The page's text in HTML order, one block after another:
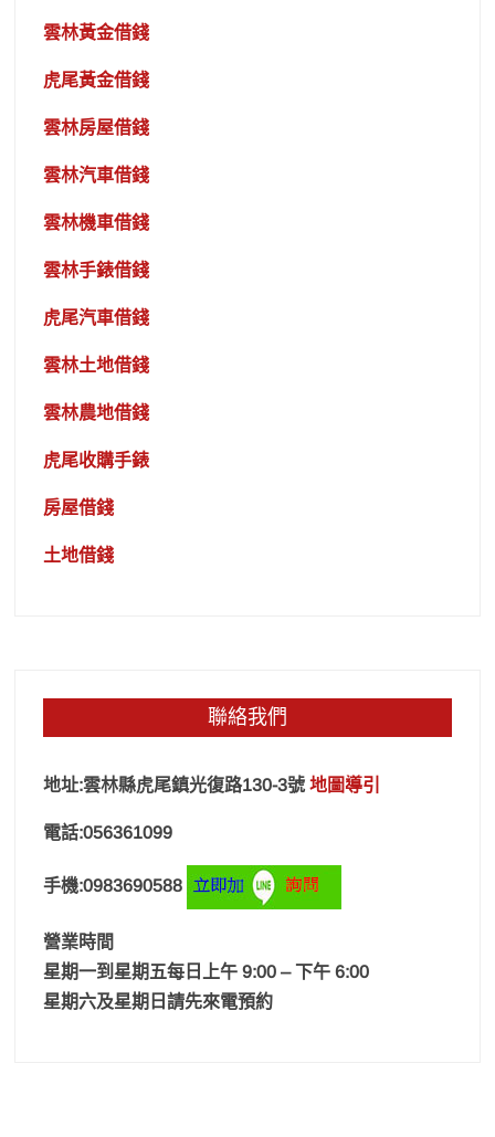
雲林黃金借錢
虎尾黃金借錢
雲林房屋借錢
雲林汽車借錢
雲林機車借錢
雲林手錶借錢
虎尾汽車借錢
雲林土地借錢
雲林農地借錢
虎尾收購手錶
房屋借錢
土地借錢
聯絡我們
地址:雲林縣虎尾鎮光復路130-3號地圖導引
電話:056361099
手機:0983690588
營業時間
星期一到星期五每日上午 9:00 – 下午 6:00
星期六及星期日請先來電預約